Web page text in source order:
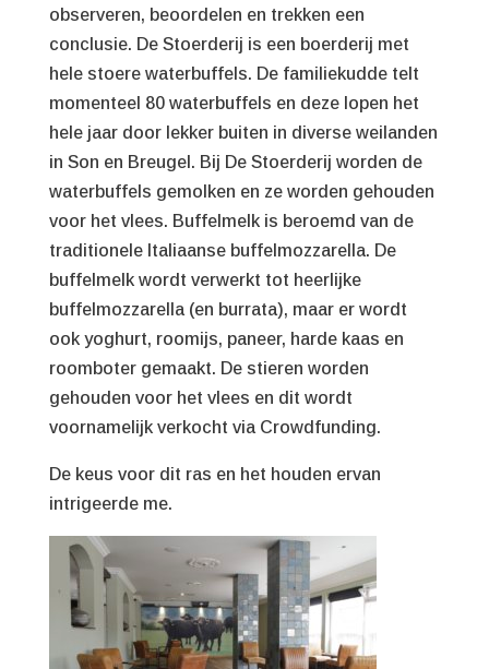
observeren, beoordelen en trekken een
conclusie. De Stoerderij is een boerderij met
hele stoere waterbuffels. De familiekudde telt
momenteel 80 waterbuffels en deze lopen het
hele jaar door lekker buiten in diverse weilanden
in Son en Breugel. Bij De Stoerderij worden de
waterbuffels gemolken en ze worden gehouden
voor het vlees. Buffelmelk is beroemd van de
traditionele Italiaanse buffelmozzarella. De
buffelmelk wordt verwerkt tot heerlijke
buffelmozzarella (en burrata), maar er wordt
ook yoghurt, roomijs, paneer, harde kaas en
roomboter gemaakt. De stieren worden
gehouden voor het vlees en dit wordt
voornamelijk verkocht via Crowdfunding.
De keus voor dit ras en het houden ervan
intrigeerde me.